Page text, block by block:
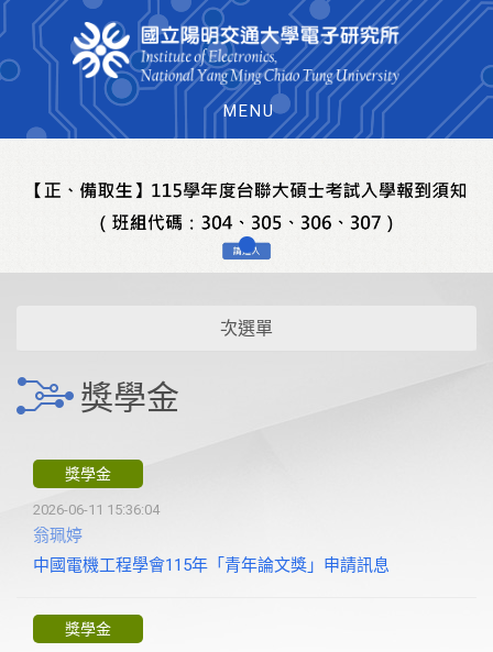
MENU
次選單
獎學金
獎學金
2026-06-11 15:36:04
翁珮婷
中國電機工程學會115年「青年論文獎」申請訊息
獎學金